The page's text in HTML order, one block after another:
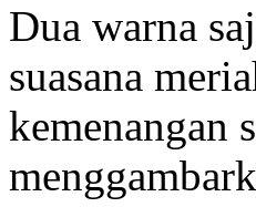
Dua warna
suasana
kemenangan